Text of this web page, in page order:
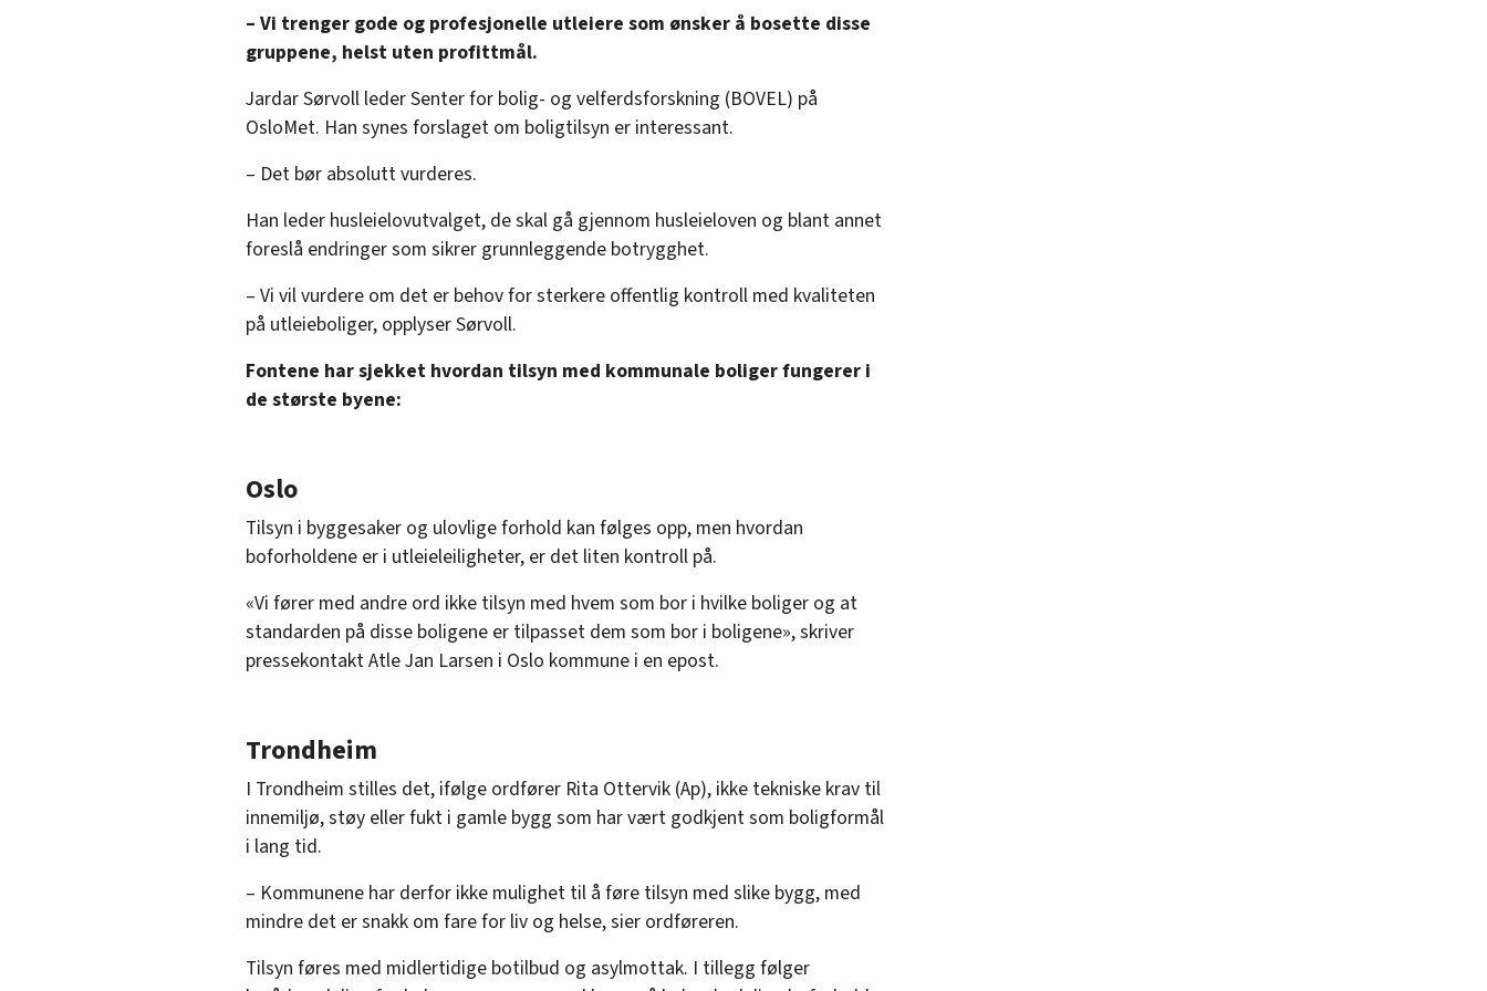
– Vi trenger gode og profesjonelle utleiere som ønsker å bosette disse
gruppene, helst uten profittmål.
Jardar Sørvoll leder Senter for bolig- og velferdsforskning (BOVEL) på
OsloMet. Han synes forslaget om boligtilsyn er interessant.
– Det bør absolutt vurderes.
Han leder husleielovutvalget, de skal gå gjennom husleieloven og blant annet
foreslå endringer som sikrer grunnleggende botrygghet.
– Vi vil vurdere om det er behov for sterkere offentlig kontroll med kvaliteten
på utleieboliger, opplyser Sørvoll.
Fontene har sjekket hvordan tilsyn med kommunale boliger fungerer i
de største byene:
Oslo
Tilsyn i byggesaker og ulovlige forhold kan følges opp, men hvordan
boforholdene er i utleieleiligheter, er det liten kontroll på.
«Vi fører med andre ord ikke tilsyn med hvem som bor i hvilke boliger og at
standarden på disse boligene er tilpasset dem som bor i boligene», skriver
pressekontakt Atle Jan Larsen i Oslo kommune i en epost.
Trondheim
I Trondheim stilles det, ifølge ordfører Rita Ottervik (Ap), ikke tekniske krav til
innemiljø, støy eller fukt i gamle bygg som har vært godkjent som boligformål
i lang tid.
– Kommunene har derfor ikke mulighet til å føre tilsyn med slike bygg, med
mindre det er snakk om fare for liv og helse, sier ordføreren.
Tilsyn føres med midlertidige botilbud og asylmottak. I tillegg følger